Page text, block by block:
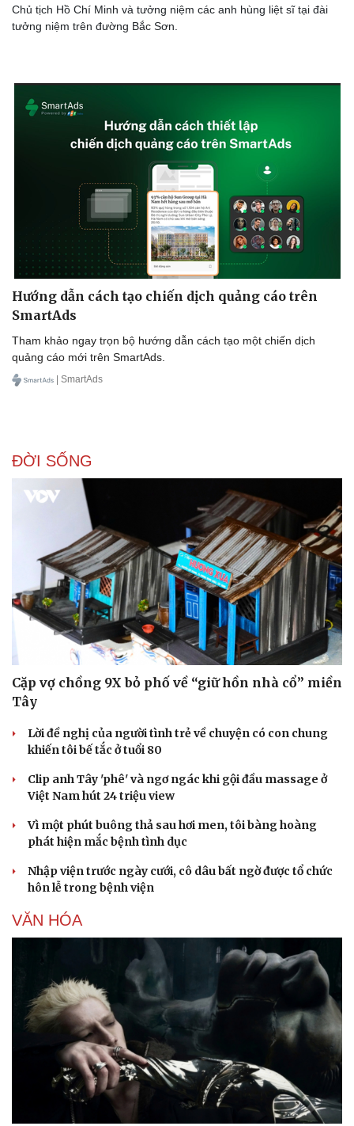
Thông tin doanh nghiệp
Doanh nghiệp 24h
Vì cộng đồng
Trải nghiệm
Chuyển đổi số
Chủ tịch Hồ Chí Minh và tưởng niệm các anh hùng liệt sĩ tại đài
tưởng niệm trên đường Bắc Sơn.
Hướng dẫn cách tạo chiến dịch quảng cáo trên
SmartAds
Tham khảo ngay trọn bộ hướng dẫn cách tạo một chiến dịch
quảng cáo mới trên SmartAds.
| SmartAds
ĐỜI SỐNG
Cặp vợ chồng 9X bỏ phố về “giữ hồn nhà cổ” miền
Tây
Lời đề nghị của người tình trẻ về chuyện có con chung
khiến tôi bế tắc ở tuổi 80
Clip anh Tây 'phê' và ngơ ngác khi gội đầu massage ở
Việt Nam hút 24 triệu view
Vì một phút buông thả sau hơi men, tôi bàng hoàng
phát hiện mắc bệnh tình dục
Nhập viện trước ngày cưới, cô dâu bất ngờ được tổ chức
hôn lễ trong bệnh viện
VĂN HÓA